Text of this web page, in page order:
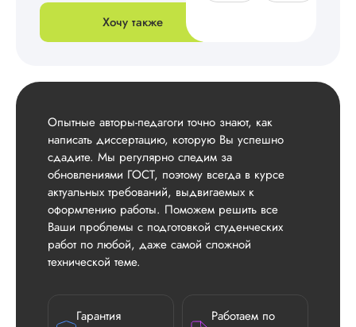
Хочу также
Опытные авторы-педагоги точно знают, как
написать диссертацию, которую Вы успешно
сдадите. Мы регулярно следим за
обновлениями ГОСТ, поэтому всегда в курсе
актуальных требований, выдвигаемых к
оформлению работы. Поможем решить все
Ваши проблемы с подготовкой студенческих
работ по любой, даже самой сложной
технической теме.
Гарантия
Работаем по